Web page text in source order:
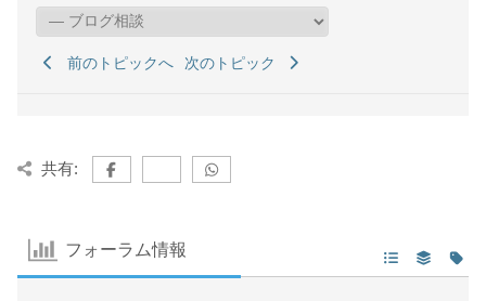
前のトピックへ 次のトピック
共有:
フォーラム情報